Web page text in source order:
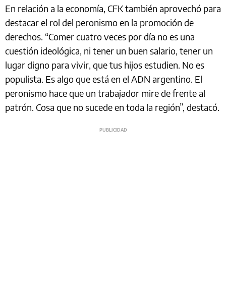
En relación a la economía, CFK también aprovechó para
destacar el rol del peronismo en la promoción de
derechos. “Comer cuatro veces por día no es una
cuestión ideológica, ni tener un buen salario, tener un
lugar digno para vivir, que tus hijos estudien. No es
populista. Es algo que está en el ADN argentino. El
peronismo hace que un trabajador mire de frente al
patrón. Cosa que no sucede en toda la región”, destacó.